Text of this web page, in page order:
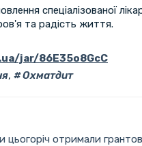
спеціалізованої
та радість життя.
jar/86E35o8GcC
, Охматдит
отримали